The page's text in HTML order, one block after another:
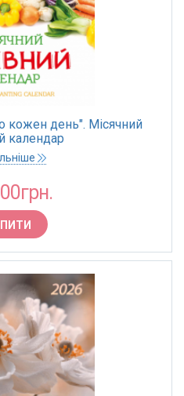
кожен день". Місячний
календар